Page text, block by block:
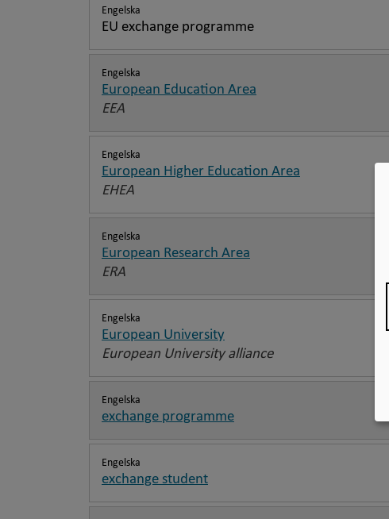
Engelska
EU exchange programme
Engelska
European Education Area
EEA
Engelska
European Higher Education Area
EHEA
Engelska
European Research Area
ERA
Engelska
European University
European University alliance
Engelska
exchange programme
Engelska
exchange student